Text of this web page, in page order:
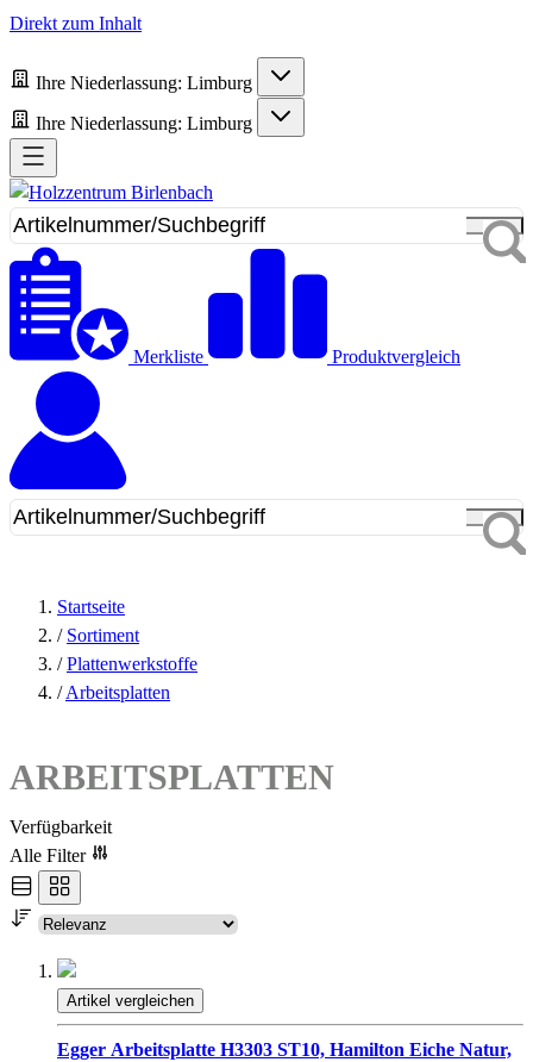
Direkt zum Inhalt
Ihre Niederlassung: Limburg
Ihre Niederlassung: Limburg
Merkliste Produktvergleich
Startseite
/ Sortiment
/ Plattenwerkstoffe
/ Arbeitsplatten
ARBEITSPLATTEN
Verfügbarkeit
Alle Filter
Artikel vergleichen
Egger Arbeitsplatte H3303 ST10, Hamilton Eiche Natur,